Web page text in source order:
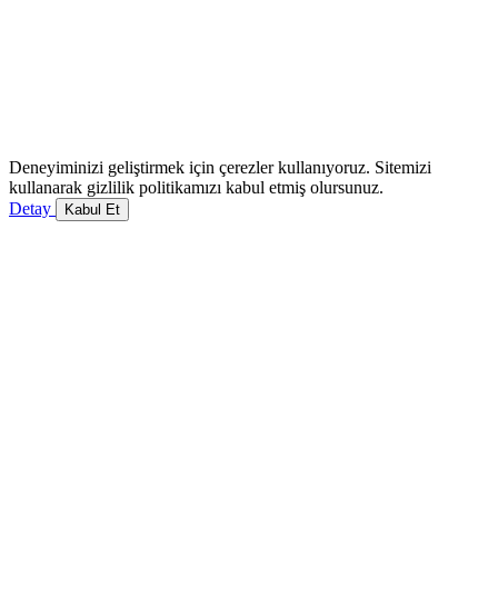
Deneyiminizi geliştirmek için çerezler kullanıyoruz. Sitemizi
kullanarak gizlilik politikamızı kabul etmiş olursunuz.
Detay
Kabul Et